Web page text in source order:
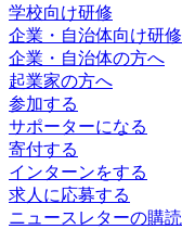
学校向け研修
企業・自治体向け研修
企業・自治体の方へ
起業家の方へ
参加する
サポーターになる
寄付する
インターンをする
求人に応募する
ニュースレターの購読